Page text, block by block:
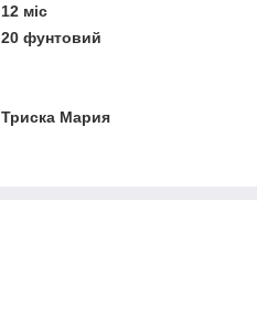
12 міс
20 фунтовий
Триска Мария